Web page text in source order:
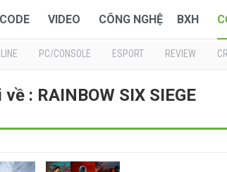
VIDEO CÔNG NGHỆ BXH
PC/CONSOLE ESPORT REVIEW
: RAINBOW SIX SIEGE